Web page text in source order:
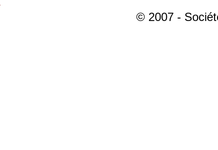
© 2007 -